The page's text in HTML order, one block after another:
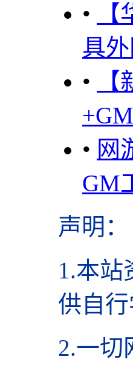
•
具
•
• 网
GM
声明 ：
1.本站
供自
2.一切